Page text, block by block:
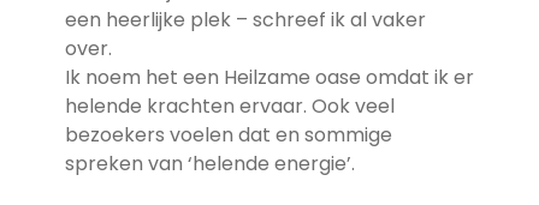
een heerlijke plek – schreef ik al vaker
over.
Ik noem het een Heilzame oase omdat ik er
helende krachten ervaar. Ook veel
bezoekers voelen dat en sommige
spreken van ‘helende energie’.